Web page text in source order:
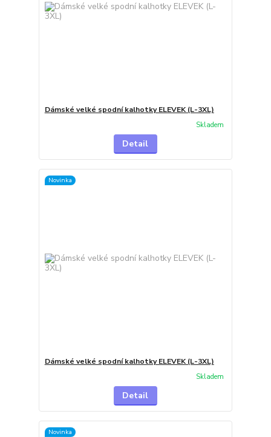
Dámské velké spodní kalhotky ELEVEK (L-3XL)
Skladem
Detail
Novinka
Dámské velké spodní kalhotky ELEVEK (L-3XL)
Skladem
Detail
Novinka